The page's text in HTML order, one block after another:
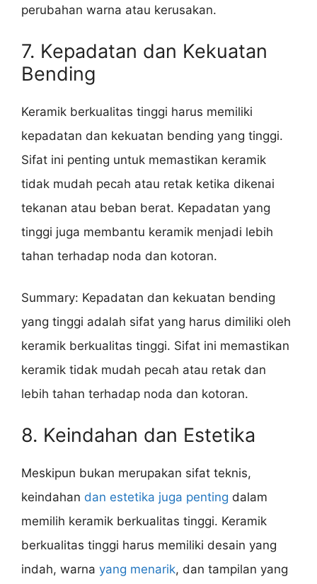
perubahan warna atau kerusakan.
7. Kepadatan dan Kekuatan
Bending
Keramik berkualitas tinggi harus memiliki
kepadatan dan kekuatan bending yang tinggi.
Sifat ini penting untuk memastikan keramik
tidak mudah pecah atau retak ketika dikenai
tekanan atau beban berat. Kepadatan yang
tinggi juga membantu keramik menjadi lebih
tahan terhadap noda dan kotoran.
Summary: Kepadatan dan kekuatan bending
yang tinggi adalah sifat yang harus dimiliki oleh
keramik berkualitas tinggi. Sifat ini memastikan
keramik tidak mudah pecah atau retak dan
lebih tahan terhadap noda dan kotoran.
8. Keindahan dan Estetika
Meskipun bukan merupakan sifat teknis,
keindahan dan estetika juga penting dalam
memilih keramik berkualitas tinggi. Keramik
berkualitas tinggi harus memiliki desain yang
indah, warna yang menarik, dan tampilan yang